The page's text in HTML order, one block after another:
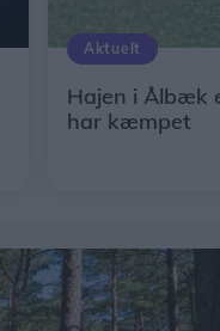
Aktuelt
Hajen i Ålbæk
har kæmpet